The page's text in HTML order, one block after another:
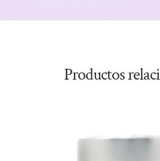
Productos